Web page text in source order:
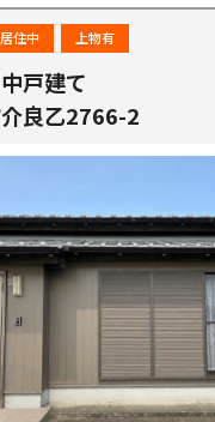
居住中 上物有
戸建て
良乙2766-2